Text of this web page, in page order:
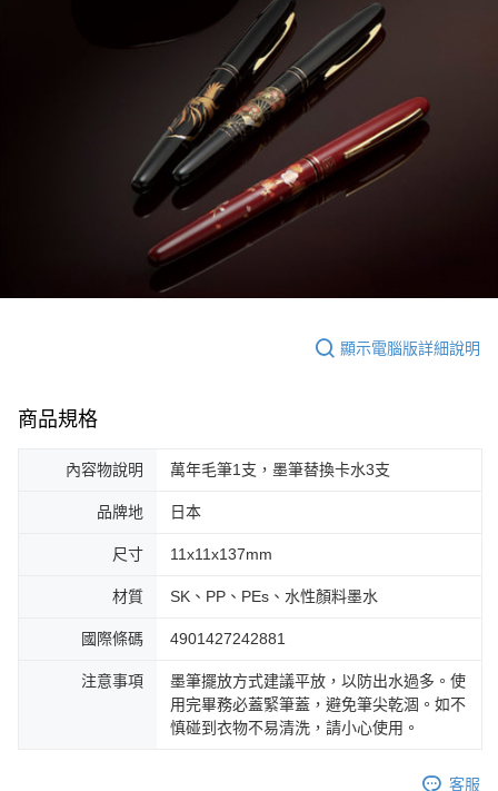
顯示電腦版詳細說明
商品規格
內容物說明 萬年毛筆1支，墨筆替換卡水3支
品牌地 日本
尺寸 11x11x137mm
材質 SK、PP、PEs、水性顏料墨水
國際條碼 4901427242881
注意事項
墨筆擺放方式建議平放，以防出水過多。使
用完畢務必蓋緊筆蓋，避免筆尖乾涸。如不
慎碰到衣物不易清洗，請小心使用。
客服